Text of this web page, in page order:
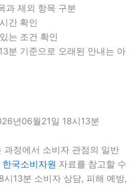
과 제외 항목 구분
간 확인
는 조건 확인
분 기준으로 오래된 안내는 아
년06월21일 18시13분
정에서 소비자 관점의 일반
한국소비자원 자료를 참고할 수
13분 소비자 상담, 피해 예방,